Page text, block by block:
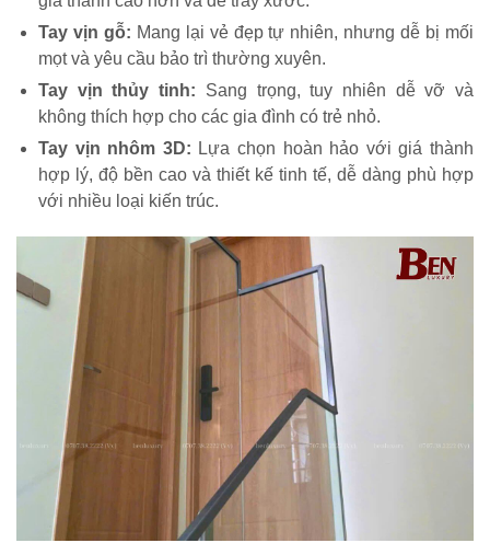
Tay vịn gỗ: Mang lại vẻ đẹp tự nhiên, nhưng dễ bị mối
mọt và yêu cầu bảo trì thường xuyên.
Tay vịn thủy tinh: Sang trọng, tuy nhiên dễ vỡ và
không thích hợp cho các gia đình có trẻ nhỏ.
Tay vịn nhôm 3D: Lựa chọn hoàn hảo với giá thành
hợp lý, độ bền cao và thiết kế tinh tế, dễ dàng phù hợp
với nhiều loại kiến trúc.